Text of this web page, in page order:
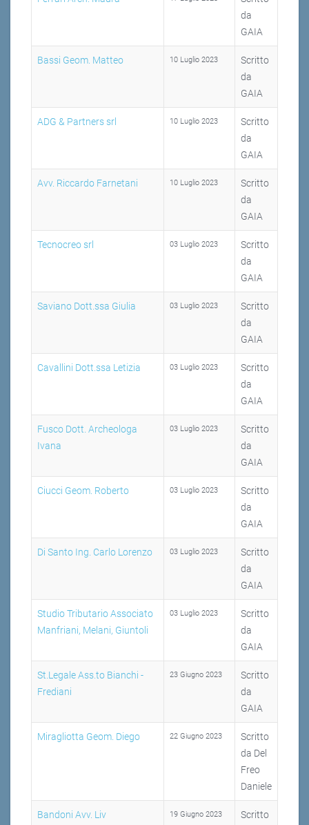
da
GAIA
Bassi Geom. Matteo 10 Luglio 2023
Scritto
da
GAIA
ADG & Partners srl 10 Luglio 2023
Scritto
da
GAIA
Avv. Riccardo Farnetani 10 Luglio 2023
Scritto
da
GAIA
Tecnocreo srl 03 Luglio 2023
Scritto
da
GAIA
Saviano Dott.ssa Giulia 03 Luglio 2023
Scritto
da
GAIA
Cavallini Dott.ssa Letizia 03 Luglio 2023
Scritto
da
GAIA
Fusco Dott. Archeologa
Ivana
03 Luglio 2023
Scritto
da
GAIA
Ciucci Geom. Roberto 03 Luglio 2023
Scritto
da
GAIA
Di Santo Ing. Carlo Lorenzo 03 Luglio 2023
Scritto
da
GAIA
Studio Tributario Associato
Manfriani, Melani, Giuntoli
03 Luglio 2023
Scritto
da
GAIA
St.Legale Ass.to Bianchi -
Frediani
23 Giugno 2023
Scritto
da
GAIA
Miragliotta Geom. Diego 22 Giugno 2023
Scritto
da Del
Freo
Daniele
Bandoni Avv. Liv 19 Giugno 2023
Scritto